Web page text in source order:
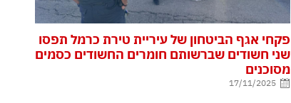
פקחי אגף הביטחון של עיריית טירת כרמל תפסו
שני חשודים שברשותם חומרים החשודים כסמים
מסוכנים
17/11/2025